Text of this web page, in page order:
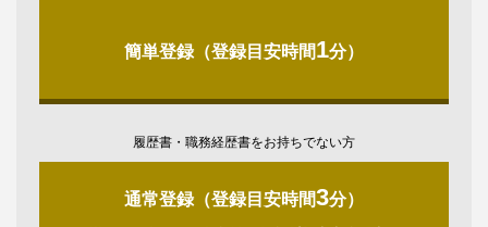
簡単登録（登録目安時間1分）
履歴書・職務経歴書をお持ちでない方
通常登録（登録目安時間3分）